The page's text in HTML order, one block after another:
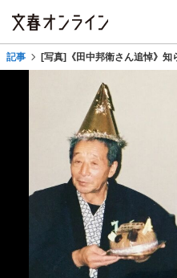
記事 [写真]《田中邦衛さん追悼》